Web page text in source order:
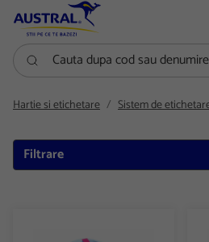
Cauta dupa cod sau denumire
Hartie si etichetare Sistem de
Filtrare